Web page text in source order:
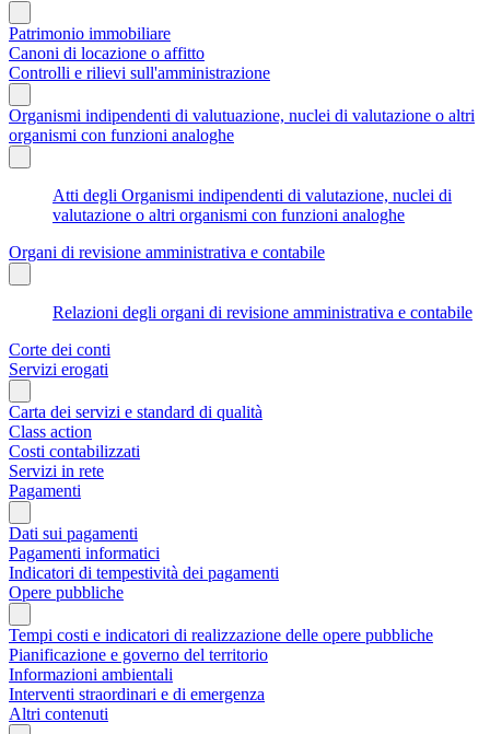
Patrimonio immobiliare
Canoni di locazione o affitto
Controlli e rilievi sull'amministrazione
Organismi indipendenti di valutuazione, nuclei di valutazione o altri
organismi con funzioni analoghe
Atti degli Organismi indipendenti di valutazione, nuclei di
valutazione o altri organismi con funzioni analoghe
Organi di revisione amministrativa e contabile
Relazioni degli organi di revisione amministrativa e contabile
Corte dei conti
Servizi erogati
Carta dei servizi e standard di qualità
Class action
Costi contabilizzati
Servizi in rete
Pagamenti
Dati sui pagamenti
Pagamenti informatici
Indicatori di tempestività dei pagamenti
Opere pubbliche
Tempi costi e indicatori di realizzazione delle opere pubbliche
Pianificazione e governo del territorio
Informazioni ambientali
Interventi straordinari e di emergenza
Altri contenuti